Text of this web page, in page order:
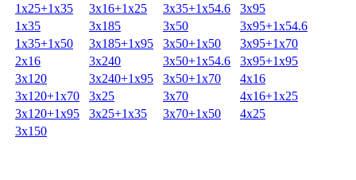
1х25+1х35
3х16+1х25 3х35+1х54.6
3х95
1х35
3х185 3х50
3х95+1х54.6
1х35+1х50
3х185+1х95 3х50+1х50
3х95+1х70
2х16
3х240 3х50+1х54.6
3х95+1х95
3х120
3х240+1х95 3х50+1х70
4х16
3х120+1х70
3х25 3х70
4х16+1х25
3х120+1х95
3х25+1х35 3х70+1х50
4х25
3х150